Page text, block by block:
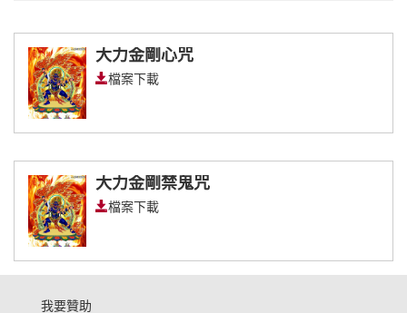
大力金剛心咒
檔案下載
大力金剛禁鬼咒
檔案下載
我要贊助